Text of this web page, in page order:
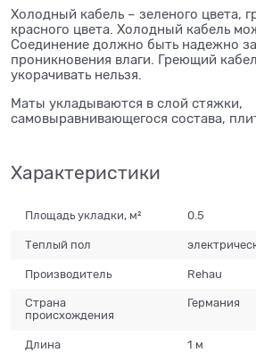
Холодный кабель – зеленого цвета,
красного цвета. Холодный кабель
Соединение должно быть надежно
проникновения влаги. Греющий
укорачивать нельзя.
Маты укладываются в слой стяжки,
самовыравнивающегося состава,
Характеристики
Площадь укладки, м² 0.5
Теплый пол
Производитель Rehau
Страна
происхождения
Германия
Длина 1 м